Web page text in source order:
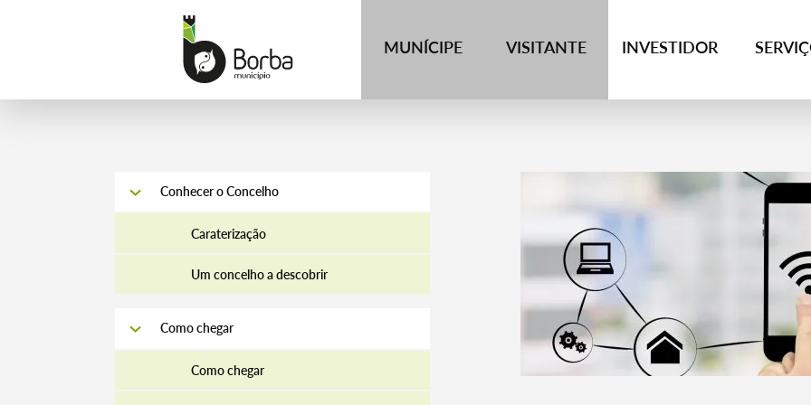
MUNÍCIPE VISITANTE INVESTIDOR
Conhecer o Concelho
Caraterização
Um concelho a descobrir
Como chegar
Como chegar